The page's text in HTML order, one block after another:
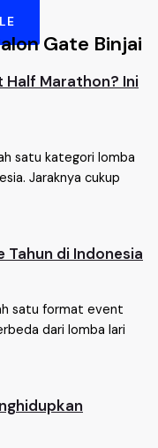
Gate Binjai
Half Marathon? Ini
satu kategori lomba
Jaraknya cukup
Tahun di Indonesia
satu format event
dari lomba lari